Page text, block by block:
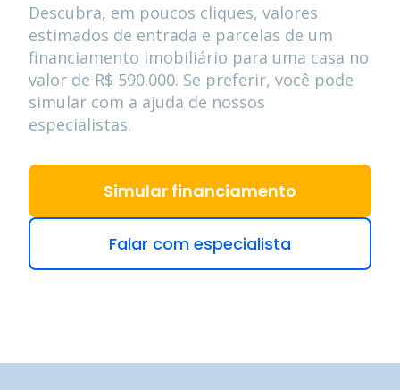
Descubra, em poucos cliques, valores
estimados de entrada e parcelas de um
financiamento imobiliário para uma casa no
valor de R$ 590.000. Se preferir, você pode
simular com a ajuda de nossos
especialistas.
Simular financiamento
Falar com especialista